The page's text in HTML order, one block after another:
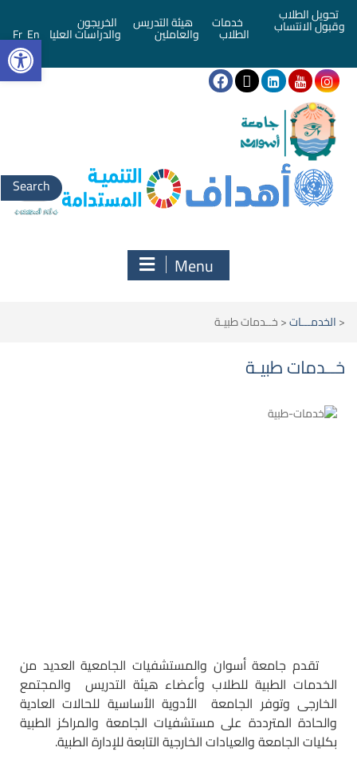
تحويل الطلاب
وقبول الانتساب خدمات
الطلاب
هيئة التدريس
والعاملين
الخريجون
والدراسات العليا En
Fr
Menu
<الخدمـــات<خــدمات طبيـة
خــدمات طبيـة
تقدم جامعة أسوان والمستشفيات الجامعية العديد من
الخدمات الطبية للطلاب وأعضاء هيئة التدريس والمجتمع
الخارجى وتوفر الجامعة
الأدوية الأساسية للحالات العادية
والحادة المترددة على مستشفيات الجامعة والمراكز الطبية
بكليات الجامعة والعيادات الخارجية التابعة للإدارة الطبية.